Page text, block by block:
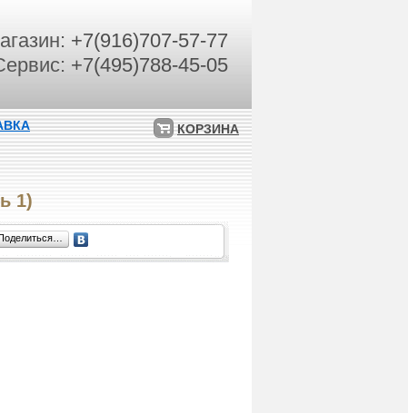
+7(916)707-57-77
+7(495)788-45-05
КОРЗИНА
1)
Поделиться…